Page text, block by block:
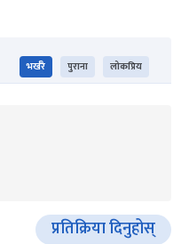
भर्खरै पुराना लोकप्रिय
प्रतिक्रिया दिनुहोस्